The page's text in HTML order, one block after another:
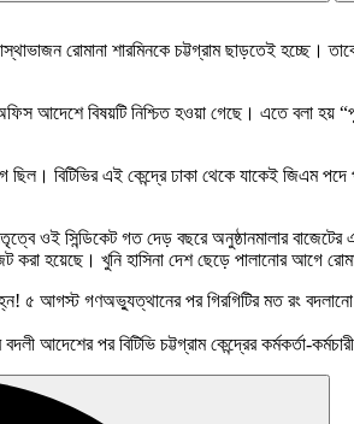
রোমানা শারমিনকে চট্টগ্রাম ছাড়তেই হচ্ছে।
বিষয়টি নিশ্চিত হওয়া গেছে। এতে বলা হয়
বিটিভির এই কেন্দ্রে ঢাকা থেকে যাকেই জিএম পদে
ওই সিন্ডিকেট গত দেড় বছরে অনুষ্ঠানমালার
করা হয়েছে। খুনি হাসিনা দেশ ছেড়ে পালানোর আগে
৫ আগস্ট গণঅভ্যুত্থানের পর গিরগিটির মত রং
বদলী আদেশের পর বিটিভি চট্টগ্রাম কেন্দ্রের কর্মকর্তা-